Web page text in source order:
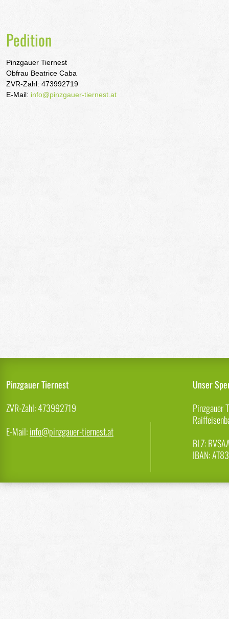
Pedition
Pinzgauer Tiernest
Obfrau Beatrice Caba
ZVR-Zahl: 473992719
E-Mail: info@pinzgauer-tiernest.at
Pinzgauer Tiernest
ZVR-Zahl: 473992719
E-Mail:info@pinzgauer-tiernest.at
Unser
Pinzgauer
BLZ:
IBAN: